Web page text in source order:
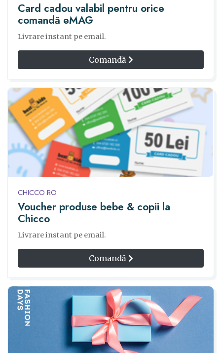
Card cadou valabil pentru orice
comandă eMAG
Livrare instant pe email.
Comandă
CHICCO.RO
Voucher produse bebe & copii la
Chicco
Livrare instant pe email.
Comandă